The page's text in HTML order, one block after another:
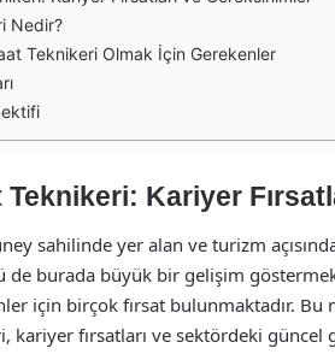
Nedir?
Teknikeri Olmak İçin Gerekenler
Kariyer
sahilinde yer alan ve turizm
de burada büyük bir gelişim
için birçok fırsat bulunmaktadır. Bu
kariyer fırsatları ve sektördeki güncel